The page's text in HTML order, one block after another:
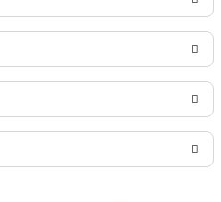
yorumu siz yapın!
soru sorulmamış.